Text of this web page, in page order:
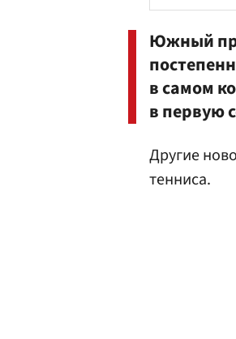
Южный
в самом
в первую
Другие
тенниса.